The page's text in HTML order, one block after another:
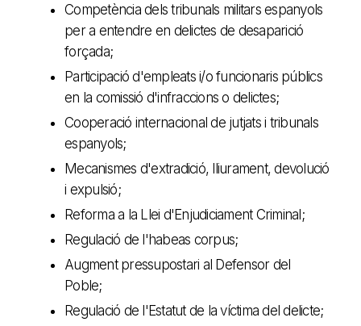
Competència dels tribunals militars espanyols
per a entendre en delictes de desaparició
forçada;
Participació d'empleats i/o funcionaris públics
en la comissió d'infraccions o delictes;
Cooperació internacional de jutjats i tribunals
espanyols;
Mecanismes d'extradició, lliurament, devolució
i expulsió;
Reforma a la Llei d'Enjudiciament Criminal;
Regulació de l'habeas corpus;
Augment pressupostari al Defensor del
Poble;
Regulació de l'Estatut de la víctima del delicte;